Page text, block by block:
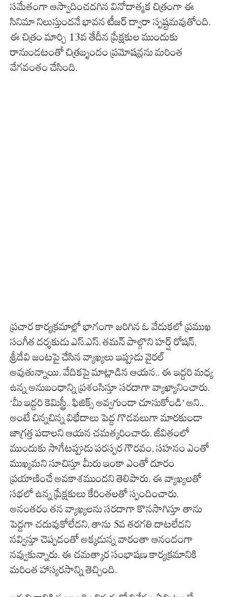
సమేతంగా ఆస్వాదించదగిన వినోదాత్మక చిత్రంగా ఈ
సినిమా నిలుస్తుందనే భావన టీజర్ ద్వారా స్పష్టమవుతోంది.
ఈ చిత్రం మార్చి 13వ తేదీన ప్రేక్షకుల ముందుకు
రానుండటంతో చిత్రబృందం ప్రమోషన్లను మరింత
వేగవంతం చేసింది.
ప్రచార కార్యక్రమాల్లో భాగంగా జరిగిన ఓ వేడుకలో ప్రముఖ
సంగీత దర్శకుడు ఎస్.ఎస్. తమన్ పాల్గొని హర్ష్ రోషన్,
శ్రీదేవి జంటపై చేసిన వ్యాఖ్యలు ఇప్పుడు వైరల్
అవుతున్నాయి. వేదికపై మాట్లాడిన ఆయన.. ఈ ఇద్దరి మధ్య
ఉన్న అనుబంధాన్ని ప్రశంసిస్తూ సరదాగా వ్యాఖ్యానించారు.
‘మీ ఇద్దరి కెమిస్ట్రీ.. ఫిజిక్స్ అవ్వగుండా చూసుకోండి’ అని..
అంటే చిన్నచిన్న విభేదాలు పెద్ద గొడవలుగా మారకుండా
జాగ్రత్త పడాలని ఆయన చమత్కరించారు. జీవితంలో
ముందుకు సాగేటప్పుడు పరస్పర గౌరవం, సహనం ఎంతో
ముఖ్యమని సూచిస్తూ మీరు ఇంకా ఎంతో దూరం
ప్రయాణించే అవకాశముందని తెలిపారు. ఈ వ్యాఖ్యలతో
సభలో ఉన్న ప్రేక్షకులు కేరింతలతో స్పందించారు.
అనంతరం తన వ్యాఖ్యలను సరదాగా కొనసాగిస్తూ తాను
పెద్దగా చదువుకోలేదని, తాను 5వ తరగతి దాటలేదని
నవ్విస్తూ చెప్పడంతో అక్కడున్న వారంతా ఆనందంగా
నవ్వుకున్నారు. ఈ చమత్కార సంభాషణ కార్యక్రమానికి
మరింత హాస్యరసాన్ని తెచ్చింది.